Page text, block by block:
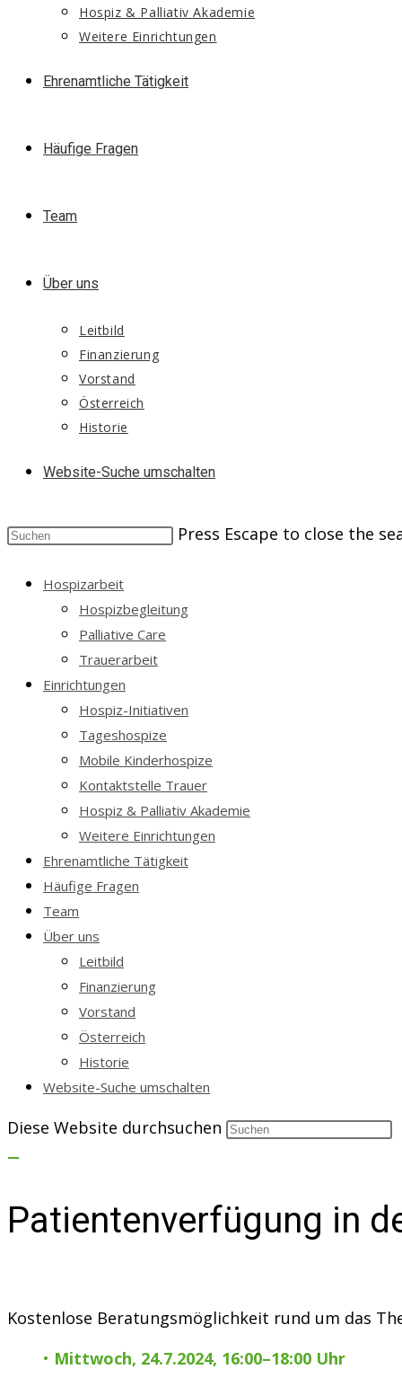
Hospiz & Palliativ Akademie
Weitere Einrichtungen
Ehrenamtliche Tätigkeit
Häufige Fragen
Team
Über uns
Leitbild
Finanzierung
Vorstand
Österreich
Historie
Website-Suche umschalten
Press Escape to close the
Hospizarbeit
Hospizbegleitung
Palliative Care
Trauerarbeit
Einrichtungen
Hospiz-Initiativen
Tageshospize
Mobile Kinderhospize
Kontaktstelle Trauer
Hospiz & Palliativ Akademie
Weitere Einrichtungen
Ehrenamtliche Tätigkeit
Häufige Fragen
Team
Über uns
Leitbild
Finanzierung
Vorstand
Österreich
Historie
Website-Suche umschalten
Diese Website durchsuchen
Patientenverfügung in
Kostenlose Beratungsmöglichkeit rund um das
• Mittwoch, 24.7.2024, 16:00–18:00 Uhr